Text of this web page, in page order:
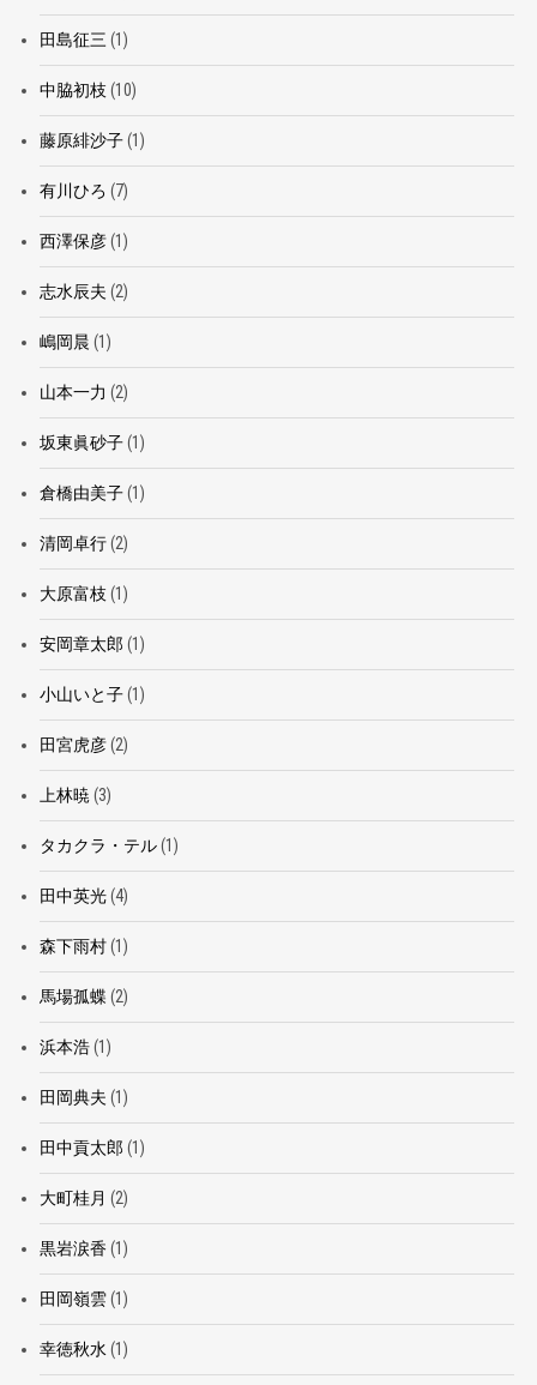
田島征三 (1)
中脇初枝 (10)
藤原緋沙子(1)
有川ひろ (7)
西澤保彦(1)
志水辰夫 (2)
嶋岡晨 (1)
山本一力 (2)
坂東眞砂子(1)
倉橋由美子(1)
清岡卓行(2)
大原富枝 (1)
安岡章太郎 (1)
小山いと子(1)
田宮虎彦(2)
上林暁 (3)
タカクラ・テル(1)
田中英光(4)
森下雨村(1)
馬場孤蝶 (2)
浜本浩(1)
田岡典夫 (1)
田中貢太郎 (1)
大町桂月 (2)
黒岩涙香(1)
田岡嶺雲(1)
幸徳秋水 (1)